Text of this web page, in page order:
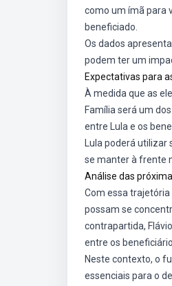
como um ímã para
beneficiado.
Os dados
podem ter um
Expectativas para
À medida que as
Família será um
entre Lula e os
Lula poderá
se manter à frente
Análise das
Com essa trajetória
possam se
contrapartida,
entre os
Neste contexto, o
essenciais para o